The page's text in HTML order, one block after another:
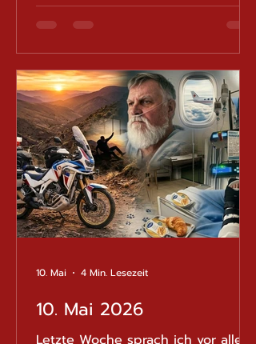
Kurven vor einem liegen. Mein
heutiges Gespräch mit Professor
Krause markierte genau einen
dieser wichtigen Momente auf
diesem langen Weg. Nach einer
erneuten Serie von
Röntgenaufnahmen fällt die
Beurteilung zugleich ermutigend
und realistisch aus. Die erst
10. Mai 2026
Letzte Woche sprach ich vor allem
10. Mai 4 Min. Lesezeit